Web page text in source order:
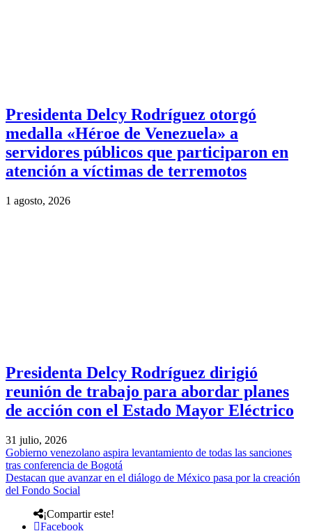
Presidenta Delcy Rodríguez otorgó
medalla «Héroe de Venezuela» a
servidores públicos que participaron en
atención a víctimas de terremotos
1 agosto, 2026
Presidenta Delcy Rodríguez dirigió
reunión de trabajo para abordar planes
de acción con el Estado Mayor Eléctrico
31 julio, 2026
Gobierno venezolano aspira levantamiento de todas las sanciones
tras conferencia de Bogotá
Destacan que avanzar en el diálogo de México pasa por la creación
del Fondo Social
¡Compartir este!
Facebook